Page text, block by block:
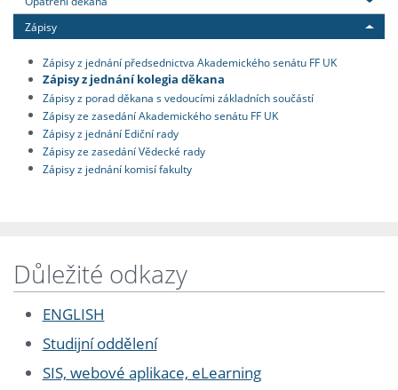
Zápisy
Zápisy z jednání předsednictva Akademického senátu FF UK
Zápisy z jednání kolegia děkana
Zápisy z porad děkana s vedoucími základních součástí
Zápisy ze zasedání Akademického senátu FF UK
Zápisy z jednání Ediční rady
Zápisy ze zasedání Vědecké rady
Zápisy z jednání komisí fakulty
Důležité odkazy
ENGLISH
Studijní oddělení
SIS, webové aplikace, eLearning